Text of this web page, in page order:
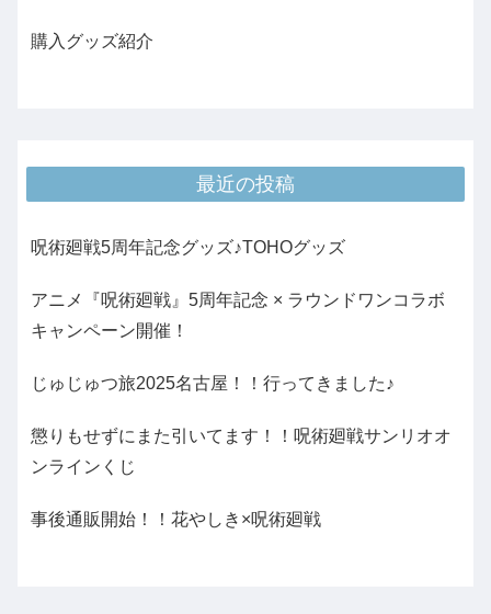
購入グッズ紹介
最近の投稿
呪術廻戦5周年記念グッズ♪TOHOグッズ
アニメ『呪術廻戦』5周年記念 × ラウンドワンコラボ
キャンペーン開催！
じゅじゅつ旅2025名古屋！！行ってきました♪
懲りもせずにまた引いてます！！呪術廻戦サンリオオ
ンラインくじ
事後通販開始！！花やしき×呪術廻戦